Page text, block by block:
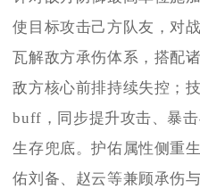
使目标攻击己方队友，对
瓦解敌方承伤体系，搭配
敌方核心前排持续失控；
buff，同步提升攻击、暴
生存兜底。护佑属性侧重
佑刘备、赵云等兼顾承伤